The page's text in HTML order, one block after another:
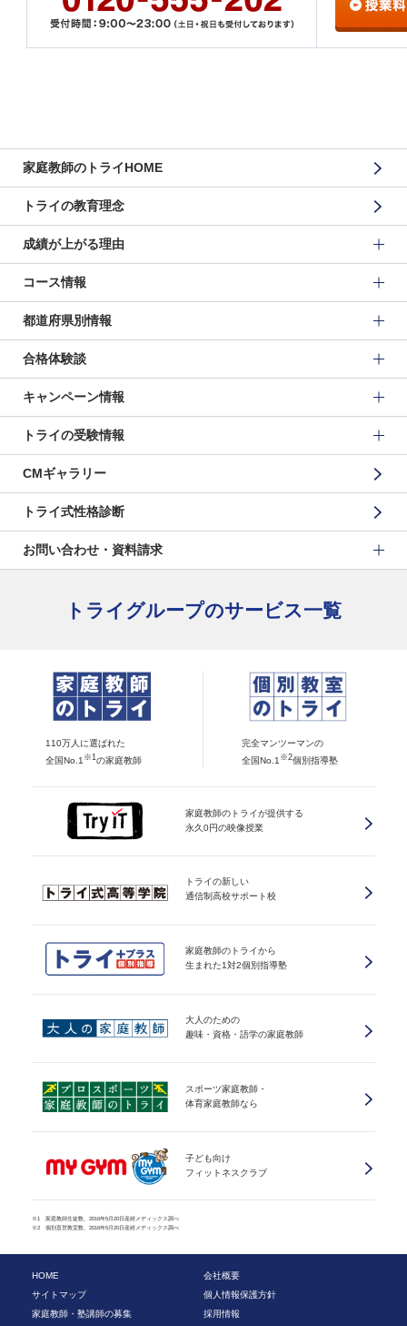
家庭教師のトライHOME
トライの教育理念
成績が上がる理由
コース情報
都道府県別情報
合格体験談
キャンペーン情報
トライの受験情報
CMギャラリー
トライ式性格診断
お問い合わせ・資料請求
トライグループのサービス一覧
110万人に選ばれた
全国No.1 ※1 の家庭教師
完全マンツーマンの
全国No.1 ※2個別指導塾
家庭教師のトライが提供する
永久0円の映像授業
トライの新しい
通信制高校サポート校
家庭教師のトライから
生まれた1対2個別指導塾
大人のための
趣味・資格・語学の家庭教師
スポーツ家庭教師・
体育家庭教師なら
子ども向け
フィットネスクラブ
※1 家庭教師生徒数、2016年5月20日産經メディックス調べ
※2 個別直営教室数、2016年5月20日産經メディックス調べ
HOME
会社概要
サイトマップ
個人情報保護方針
家庭教師・塾講師の募集
採用情報